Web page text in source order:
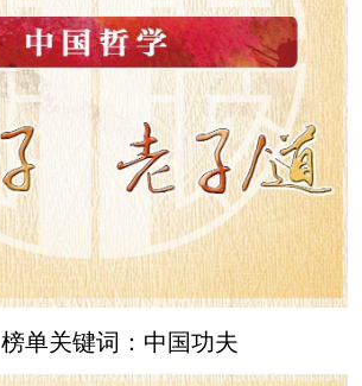
榜单关键词：中国功夫